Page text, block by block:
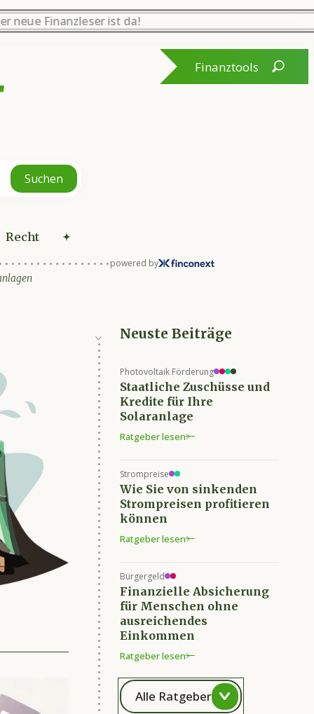
Der neue Finanzleser ist da!
Finanztools
Suchen
Recht
Recht
powered by
Neuste Beiträge
Photovoltaik Förderung
Staatliche Zuschüsse und
Kredite für Ihre
Solaranlage
Ratgeber lesen
Strompreise
Wie Sie von sinkenden
Strompreisen profitieren
können
Ratgeber lesen
Bürgergeld
Finanzielle Absicherung
für Menschen ohne
ausreichendes
Einkommen
Ratgeber lesen
Alle Ratgeber